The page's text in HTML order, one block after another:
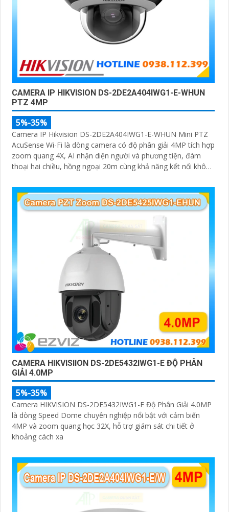
CAMERA IP HIKVISION DS-2DE2A404IWG1-E-WHUN
PTZ 4MP
5%-35%
Camera IP Hikvision DS-2DE2A404IWG1-E-WHUN Mini PTZ
AcuSense Wi-Fi là dòng camera có độ phân giải 4MP tích hợp
zoom quang 4X, AI nhận diện người và phương tiện, đàm
thoại hai chiều, hồng ngoại 20m cùng khả năng kết nối không
CAMERA HIKVISIION DS-2DE5432IWG1-E ĐỘ PHÂN
GIẢI 4.0MP
5%-35%
Camera HIKVISION DS-2DE5432IWG1-E Độ Phân Giải 4.0MP
là dòng Speed Dome chuyên nghiệp nổi bật với cảm biến
4MP và zoom quang học 32X, hỗ trợ giám sát chi tiết ở
khoảng cách xa